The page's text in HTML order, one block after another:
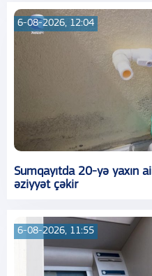
6-08-2026, 12:04
Sumqayıtda 20-yə yaxın
əziyyət çəkir
6-08-2026, 11:55